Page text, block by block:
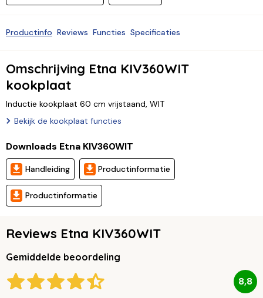
Productinfo Reviews Functies Specificaties
Omschrijving Etna KIV360WIT
kookplaat
Inductie kookplaat 60 cm vrijstaand, WIT
Bekijk de kookplaat functies
Downloads Etna KIV360WIT
Handleiding Productinformatie
Productinformatie
Reviews Etna KIV360WIT
Gemiddelde beoordeling
8,8